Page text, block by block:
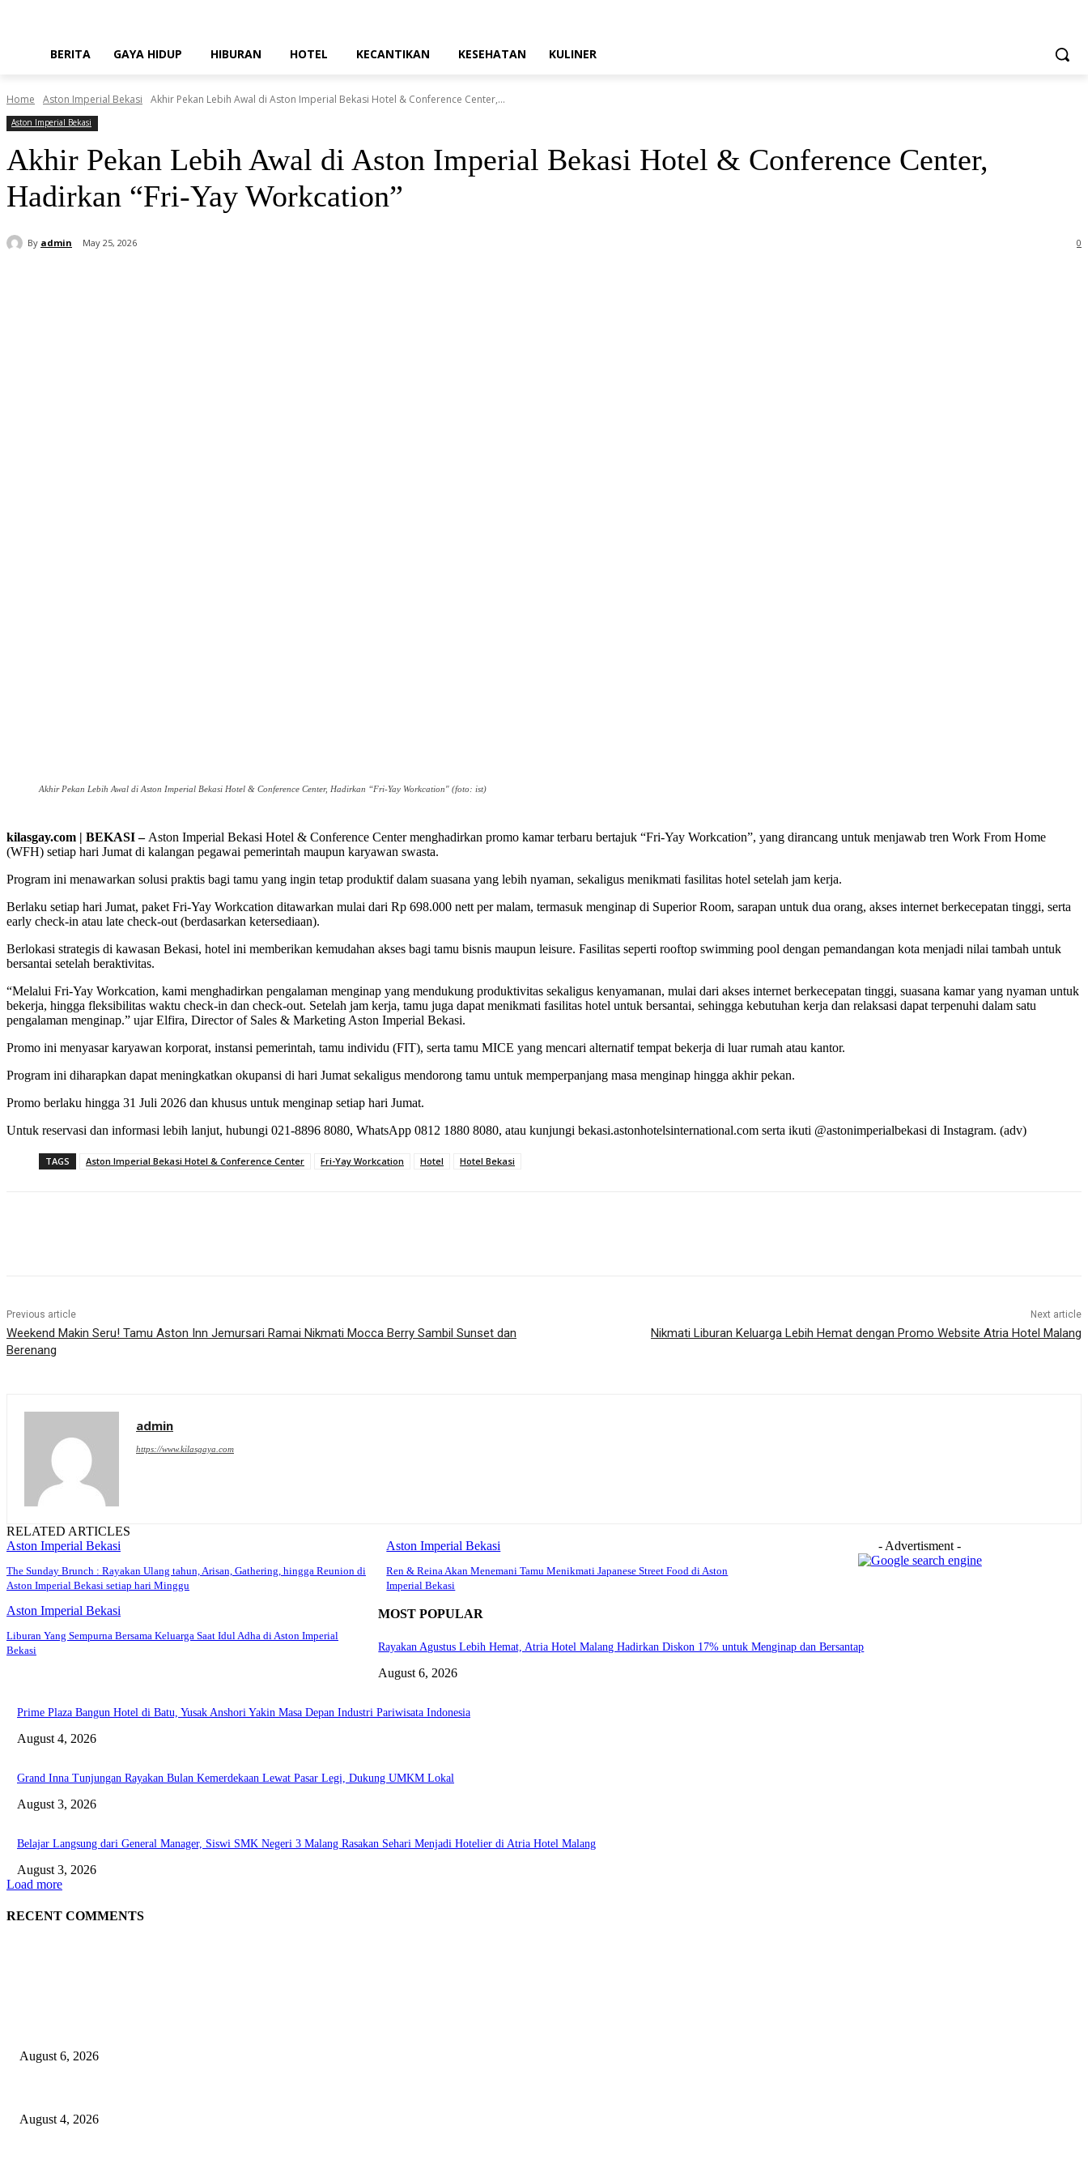
BERITA GAYA HIDUP HIBURAN HOTEL KECANTIKAN KESEHATAN KULINER
Home Aston Imperial Bekasi Akhir Pekan Lebih Awal di Aston Imperial Bekasi Hotel & Conference Center,...
Aston Imperial Bekasi
Akhir Pekan Lebih Awal di Aston Imperial Bekasi Hotel & Conference Center,
Hadirkan “Fri-Yay Workcation”
By admin May 25, 2026 0
Akhir Pekan Lebih Awal di Aston Imperial Bekasi Hotel & Conference Center, Hadirkan “Fri-Yay Workcation" (foto: ist)
kilasgay.com | BEKASI – Aston Imperial Bekasi Hotel & Conference Center menghadirkan promo kamar terbaru bertajuk “Fri-Yay Workcation”, yang dirancang untuk menjawab tren Work From Home
(WFH) setiap hari Jumat di kalangan pegawai pemerintah maupun karyawan swasta.
Program ini menawarkan solusi praktis bagi tamu yang ingin tetap produktif dalam suasana yang lebih nyaman, sekaligus menikmati fasilitas hotel setelah jam kerja.
Berlaku setiap hari Jumat, paket Fri-Yay Workcation ditawarkan mulai dari Rp 698.000 nett per malam, termasuk menginap di Superior Room, sarapan untuk dua orang, akses internet berkecepatan tinggi, serta
early check-in atau late check-out (berdasarkan ketersediaan).
Berlokasi strategis di kawasan Bekasi, hotel ini memberikan kemudahan akses bagi tamu bisnis maupun leisure. Fasilitas seperti rooftop swimming pool dengan pemandangan kota menjadi nilai tambah untuk
bersantai setelah beraktivitas.
“Melalui Fri-Yay Workcation, kami menghadirkan pengalaman menginap yang mendukung produktivitas sekaligus kenyamanan, mulai dari akses internet berkecepatan tinggi, suasana kamar yang nyaman untuk
bekerja, hingga fleksibilitas waktu check-in dan check-out. Setelah jam kerja, tamu juga dapat menikmati fasilitas hotel untuk bersantai, sehingga kebutuhan kerja dan relaksasi dapat terpenuhi dalam satu
pengalaman menginap.” ujar Elfira, Director of Sales & Marketing Aston Imperial Bekasi.
Promo ini menyasar karyawan korporat, instansi pemerintah, tamu individu (FIT), serta tamu MICE yang mencari alternatif tempat bekerja di luar rumah atau kantor.
Program ini diharapkan dapat meningkatkan okupansi di hari Jumat sekaligus mendorong tamu untuk memperpanjang masa menginap hingga akhir pekan.
Promo berlaku hingga 31 Juli 2026 dan khusus untuk menginap setiap hari Jumat.
Untuk reservasi dan informasi lebih lanjut, hubungi 021-8896 8080, WhatsApp 0812 1880 8080, atau kunjungi bekasi.astonhotelsinternational.com serta ikuti @astonimperialbekasi di Instagram. (adv)
TAGS Aston Imperial Bekasi Hotel & Conference Center Fri-Yay Workcation Hotel Hotel Bekasi
Previous article
Weekend Makin Seru! Tamu Aston Inn Jemursari Ramai Nikmati Mocca Berry Sambil Sunset dan
Berenang
Next article
Nikmati Liburan Keluarga Lebih Hemat dengan Promo Website Atria Hotel Malang
admin
https://www.kilasgaya.com
RELATED ARTICLES
Aston Imperial Bekasi
The Sunday Brunch : Rayakan Ulang tahun, Arisan, Gathering, hingga Reunion di
Aston Imperial Bekasi setiap hari Minggu
Aston Imperial Bekasi
Ren & Reina Akan Menemani Tamu Menikmati Japanese Street Food di Aston
Imperial Bekasi
Aston Imperial Bekasi
Liburan Yang Sempurna Bersama Keluarga Saat Idul Adha di Aston Imperial
Bekasi
- Advertisment -
MOST POPULAR
Rayakan Agustus Lebih Hemat, Atria Hotel Malang Hadirkan Diskon 17% untuk Menginap dan Bersantap
August 6, 2026
Prime Plaza Bangun Hotel di Batu, Yusak Anshori Yakin Masa Depan Industri Pariwisata Indonesia
August 4, 2026
Grand Inna Tunjungan Rayakan Bulan Kemerdekaan Lewat Pasar Legi, Dukung UMKM Lokal
August 3, 2026
Belajar Langsung dari General Manager, Siswi SMK Negeri 3 Malang Rasakan Sehari Menjadi Hotelier di Atria Hotel Malang
August 3, 2026
Load more
RECENT COMMENTS
August 6, 2026
August 4, 2026